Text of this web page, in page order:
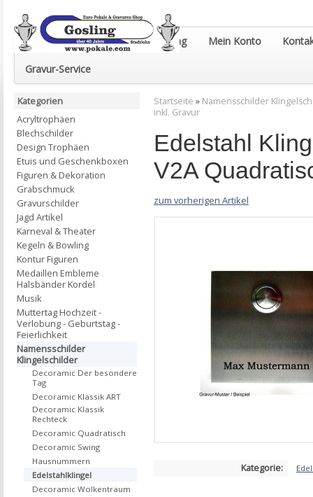
Euro-Pokale & Gravur-Shop Gosling Mein Konto
Gravur-Service
Startseite » Namensschilder
inkl. Gravur
Edelstahl
V2A
zum vorherigen Artikel
Kategorie:
Kategorien
Acryltrophäen
Blechschilder
Design Trophäen
Etuis und Geschenkboxen
Figuren & Dekoration
Grabschmuck
Gravurschilder
Jagd Artikel
Karneval & Theater
Kegeln & Bowling
Kontur Figuren
Medaillen Embleme
Halsbänder Kordel
Musik
Muttertag Hochzeit -
Verlobung - Geburtstag -
Feierlichkeit
Namensschilder
Klingelschilder
Decoramic Der besondere
Tag
Decoramic Klassik ART
Decoramic Klassik
Rechteck
Decoramic Quadratisch
Decoramic Swing
Hausnummern
Edelstahlklingel
Decoramic Wolkentraum